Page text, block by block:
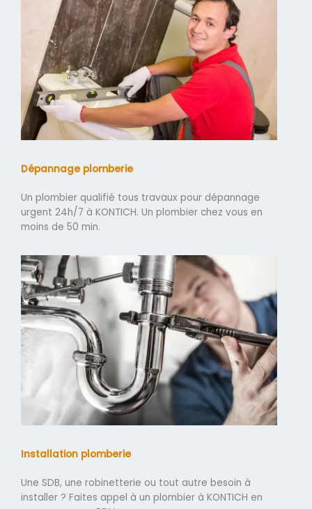
Dépannage plomberie
Un plombier qualifié tous travaux pour dépannage
urgent 24h/7 à KONTICH. Un plombier chez vous en
moins de 50 min.
Installation plomberie
Une SDB, une robinetterie ou tout autre besoin à
installer ? Faites appel à un plombier à KONTICH en